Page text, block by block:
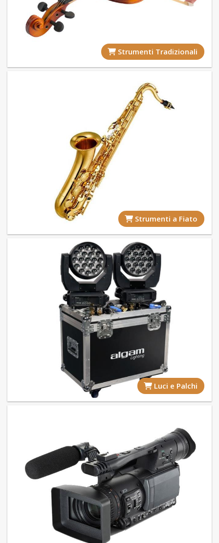
Strumenti Tradizionali
Strumenti a Fiato
Luci e Palchi